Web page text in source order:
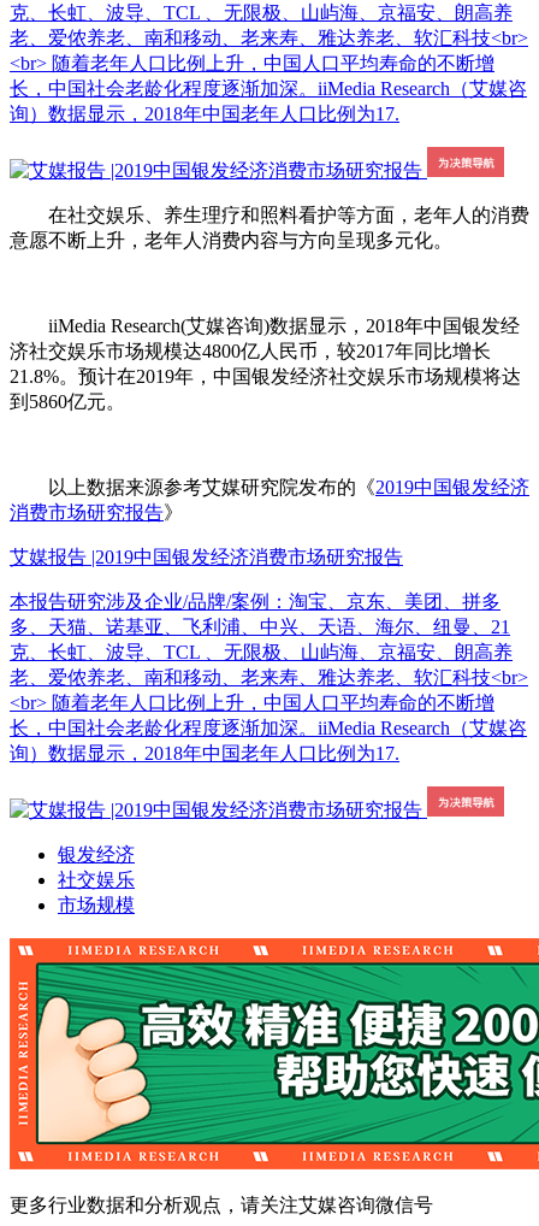
克、长虹、波导、TCL 、无限极、山屿海、京福安、朗高养
老、爱侬养老、南和移动、老来寿、雅达养老、软汇科技<br>
<br> 随着老年人口比例上升，中国人口平均寿命的不断增
长，中国社会老龄化程度逐渐加深。iiMedia Research（艾媒咨
询）数据显示，2018年中国老年人口比例为17.
在社交娱乐、养生理疗和照料看护等方面，老年人的消费
意愿不断上升，老年人消费内容与方向呈现多元化。
iiMedia Research(艾媒咨询)数据显示，2018年中国银发经
济社交娱乐市场规模达4800亿人民币，较2017年同比增长
21.8%。预计在2019年，中国银发经济社交娱乐市场规模将达
到5860亿元。
以上数据来源参考艾媒研究院发布的《2019中国银发经济
消费市场研究报告》
艾媒报告 |2019中国银发经济消费市场研究报告
本报告研究涉及企业/品牌/案例：淘宝、京东、美团、拼多
多、天猫、诺基亚、飞利浦、中兴、天语、海尔、纽曼、21
克、长虹、波导、TCL 、无限极、山屿海、京福安、朗高养
老、爱侬养老、南和移动、老来寿、雅达养老、软汇科技<br>
<br> 随着老年人口比例上升，中国人口平均寿命的不断增
长，中国社会老龄化程度逐渐加深。iiMedia Research（艾媒咨
询）数据显示，2018年中国老年人口比例为17.
银发经济
社交娱乐
市场规模
更多行业数据和分析观点，请关注艾媒咨询微信号